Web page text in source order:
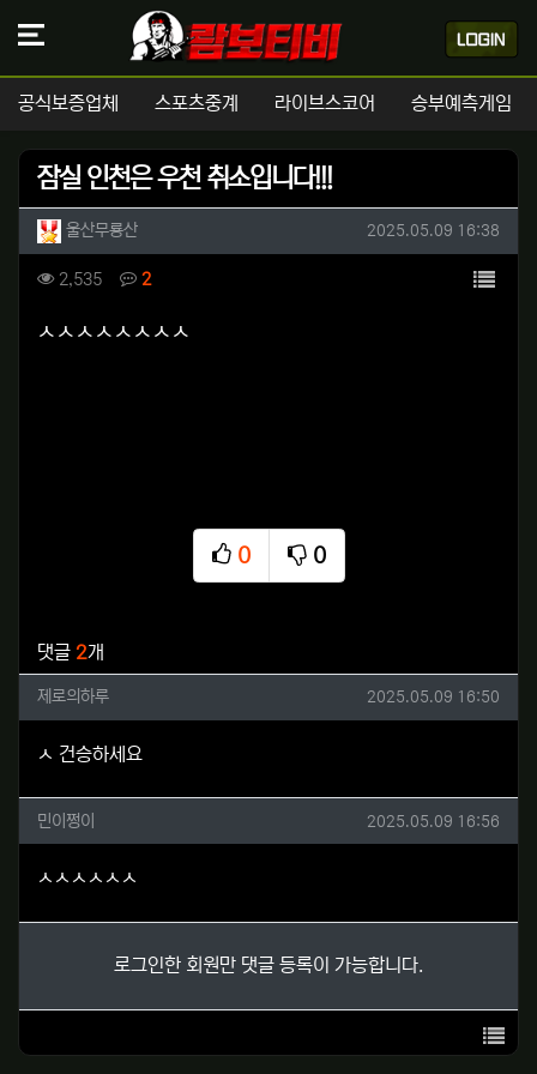
공식보증업체 스포츠중계 라이브스코어 승부예측게임
잠실 인천은 우천 취소입니다!!!
작성자 정보
울산무룡산작성 작성일
2025.05.09 16:38
컨텐츠 정보
2,535조회 2댓글 목록
본문
ㅅㅅㅅㅅㅅㅅㅅㅅ
0
추천
0
비추천
댓글 2개
제로의하루님의 댓글
제로의하루 작성일
2025.05.09 16:50
ㅅ 건승하세요
민이쩡이님의 댓글
민이쩡이 작성일
2025.05.09 16:56
ㅅㅅㅅㅅㅅㅅ
로그인한 회원만 댓글 등록이 가능합니다.
목록